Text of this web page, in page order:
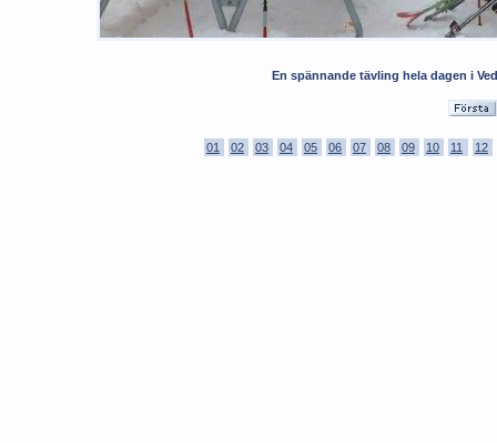
En spännande tävling hela dagen i
01 02 03 04 05 06 07 08 09 10 11 12